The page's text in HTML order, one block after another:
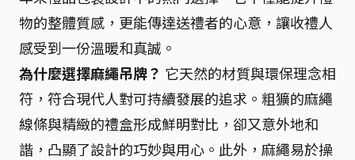
物的整體質感，更能傳達送禮者的心意，讓收禮人
感受到一份溫暖和真誠。
為什麼選擇麻繩吊牌？ 它天然的材質與環保理念相
符，符合現代人對可持續發展的追求。粗獷的麻繩
線條與精緻的禮盒形成鮮明對比，卻又意外地和
諧，凸顯了設計的巧妙與用心。此外，麻繩易於操